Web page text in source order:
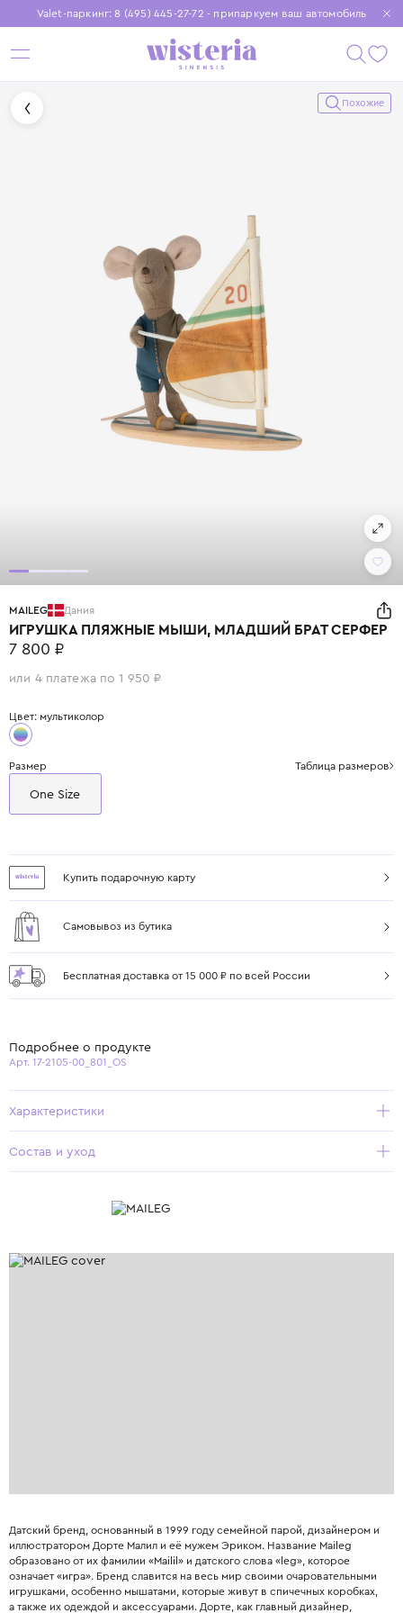
Valet-паркинг: 8 (495) 445-27-72 - припаркуем ваш автомобиль
Бесплатная доставка при заказе от 15 000 ₽
Установите приложение, чтобы покупки были еще удобнее
Похожие
MAILEG Дания
ИГРУШКА ПЛЯЖНЫЕ МЫШИ, МЛАДШИЙ БРАТ СЕРФЕР
7 800 ₽
или 4 платежа по 1 950 ₽
Цвет: мультиколор
Размер Таблица размеров
One Size
Купить подарочную карту
Самовывоз из бутика
Бесплатная доставка от 15 000 ₽ по всей России
Подробнее о продукте
Арт. 17-2105-00_801_OS
Характеристики
Состав и уход
Датский бренд, основанный в 1999 году семейной парой, дизайнером и
иллюстратором Дорте Малил и её мужем Эриком. Название Maileg
образовано от их фамилии «Mailil» и датского слова «leg», которое
означает «игра». Бренд славится на весь мир своими очаровательными
игрушками, особенно мышатами, которые живут в спичечных коробках,
а также их одеждой и аксессуарами. Дорте, как главный дизайнер,